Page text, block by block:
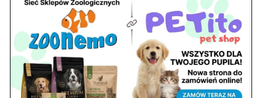
Z Życia Sklepu
Petito Pet Shop – Internetowy Sklep Zoologiczny
Online! Wszystko Dla Twojego Pupila | ZooNemo
Znajdź nas
Adres